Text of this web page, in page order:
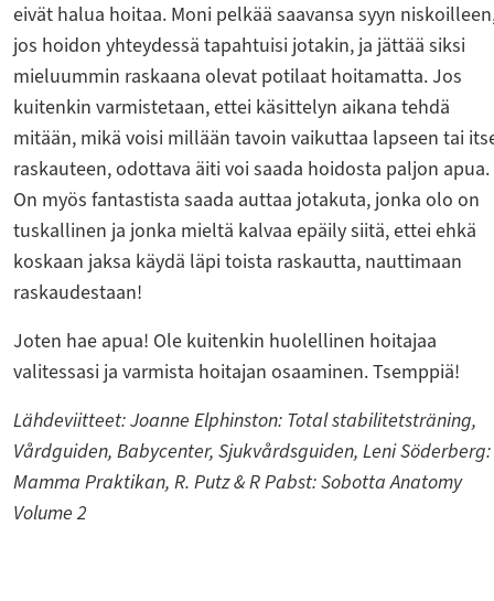
eivät halua hoitaa. Moni pelkää saavansa syyn
jos hoidon yhteydessä tapahtuisi jotakin, ja jättää siksi
mieluummin raskaana olevat potilaat hoitamatta. Jos
kuitenkin varmistetaan, ettei käsittelyn aikana tehdä
mitään, mikä voisi millään tavoin vaikuttaa lapseen tai
raskauteen, odottava äiti voi saada hoidosta paljon apua.
On myös fantastista saada auttaa jotakuta, jonka olo on
tuskallinen ja jonka mieltä kalvaa epäily siitä, ettei ehkä
koskaan jaksa käydä läpi toista raskautta, nauttimaan
raskaudestaan!
Joten hae apua! Ole kuitenkin huolellinen hoitajaa
valitessasi ja varmista hoitajan osaaminen. Tsemppiä!
Lähdeviitteet:Joanne Elphinston: Total stabilitetsträning,
Vårdguiden, Babycenter, Sjukvårdsguiden, Leni Söderberg:
Mamma Praktikan, R. Putz & R Pabst: Sobotta Anatomy
Volume 2